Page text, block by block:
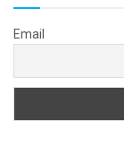
Email